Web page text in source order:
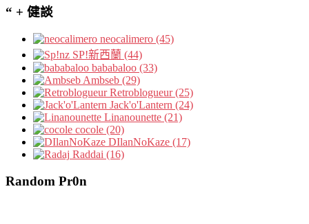
“ + 健談
neocalimero (45)
SP!新西蘭 (44)
bababaloo (33)
Ambseb (29)
Retroblogueur (25)
Jack'o'Lantern (24)
Linanounette (21)
cocole (20)
DIlanNoKaze (17)
Raddai (16)
Random Pr0n